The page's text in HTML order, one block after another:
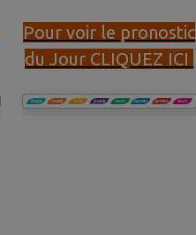
Pour voir le pronostic
du Jour CLIQUEZ ICI